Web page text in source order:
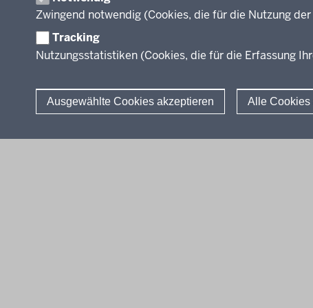
Zwingend notwendig (Cookies, die für die Nutzung
Tracking
Nutzungsstatistiken (Cookies, die für die Erfassung
Ausgewählte Cookies akzeptieren Alle Cookies
Organisation
Stellenangebote
© 2026 QUA-LiS